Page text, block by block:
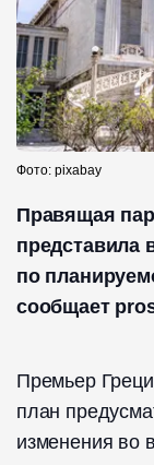
Фото: pixabay
Правящая
представила
по
сообщает
Премьер
план
изменения во